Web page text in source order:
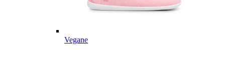
Vegane